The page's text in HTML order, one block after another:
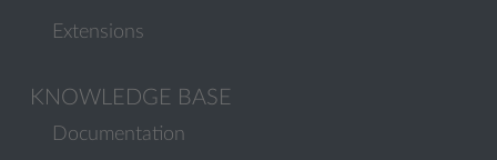
Extensions
KNOWLEDGE BASE
Documentation